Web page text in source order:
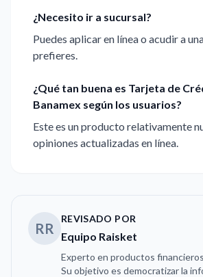
¿Necesito ir a sucursal?
Puedes aplicar en línea o acudir a
prefieres.
¿Qué tan buena es Tarjeta de
Banamex según los usuarios?
Este es un producto relativamente
opiniones actualizadas en línea.
RR
REVISADO POR
Equipo Raisket
Experto en productos
Su objetivo es democratizar la